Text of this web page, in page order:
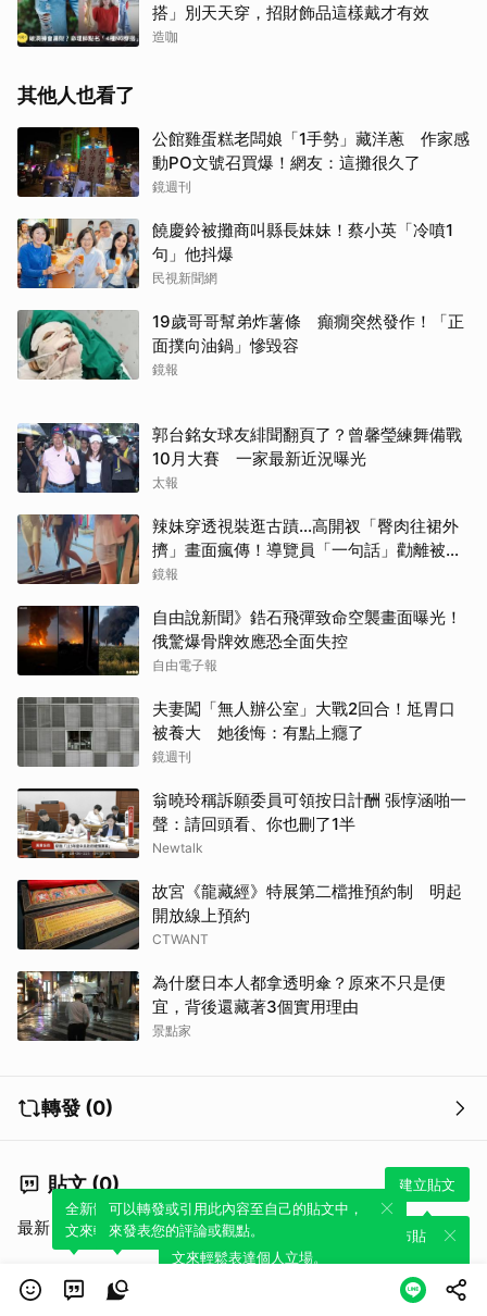
搭」別天天穿，招財飾品這樣戴才有效
造咖
其他人也看了
公館雞蛋糕老闆娘「1手勢」藏洋蔥 作家感
動PO文號召買爆！網友：這攤很久了
鏡週刊
饒慶鈴被攤商叫縣長妹妹！蔡小英「冷噴1
句」他抖爆
民視新聞網
19歲哥哥幫弟炸薯條 癲癇突然發作！「正
面撲向油鍋」慘毀容
鏡報
郭台銘女球友緋聞翻頁了？曾馨瑩練舞備戰
10月大賽 一家最新近況曝光
太報
辣妹穿透視裝逛古蹟…高開衩「臀肉往裙外
擠」畫面瘋傳！導覽員「一句話」勸離被狂
讚
鏡報
自由說新聞》鋯石飛彈致命空襲畫面曝光！
俄驚爆骨牌效應恐全面失控
自由電子報
夫妻闖「無人辦公室」大戰2回合！尪胃口
被養大 她後悔：有點上癮了
鏡週刊
翁曉玲稱訴願委員可領按日計酬 張惇涵啪一
聲：請回頭看、你也刪了1半
Newtalk
故宮《龍藏經》特展第二檔推預約制 明起
開放線上預約
CTWANT
為什麼日本人都拿透明傘？原來不只是便
宜，背後還藏著3個實用理由
景點家
轉發 (0)
貼文 (0) 建立貼文
全新體驗！一鍵引用此內容，透過發布貼
文來輕鬆表達個人立場。
最新 熱門
全新體驗！一鍵引用此內容，透過發布貼
文來輕鬆表達個人立場。
可以轉發或引用此內容至自己的貼文中，
來發表您的評論或觀點。